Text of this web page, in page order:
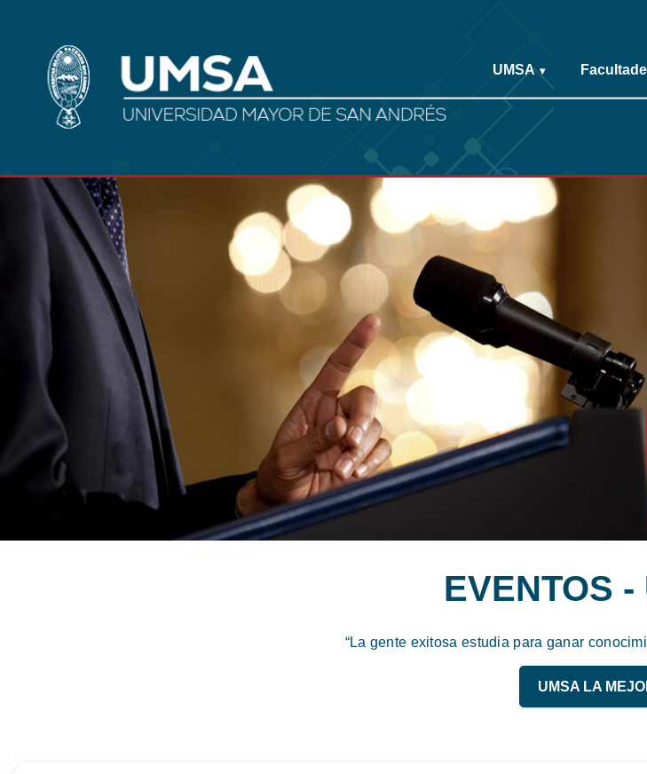
UMSA ▾
EVENTOS -
“La gente exitosa estudia para ganar
UMSA LA